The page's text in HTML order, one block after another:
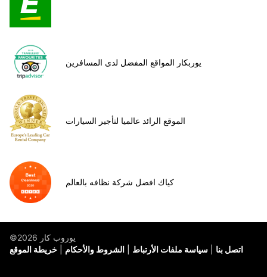
يوربكار المواقع المفضل لدى المسافرين
الموقع الرائد عالميا لتأجير السيارات
كياك افضل شركة نظافه بالعالم
©يوروب كار 2026
خريطة الموقع
الشروط والأحكام سياسة ملفات الأرتباط اتصل بنا